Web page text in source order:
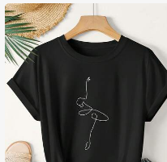
オフィスカジュアルラウンドネック
半袖トップス